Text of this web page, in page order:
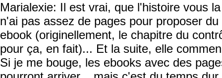
Marialexie: Il est vrai, que l'histoire vous
n'ai pas assez de pages pour proposer
ebook (originellement, le chapitre du
pour ça, en fait)... Et la suite, elle
Si je me bouge, les ebooks avec des